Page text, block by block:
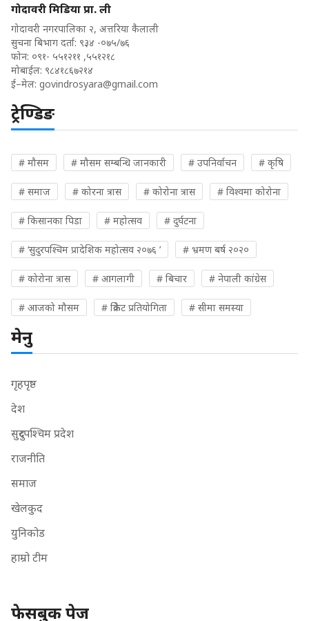
गोदावरी मिडिया प्रा. ली
गोदावरी नगरपालिका २, अत्तरिया कैलाली
सुचना बिभाग दर्ता: ९३४ -०७५/७६
फोन: ०९१- ५५१२११ ,५५१२१८
मोबाईल: ९८४१८६७२१४
ई–मेल: govindrosyara@gmail.com
ट्रेण्डिङ
# मौसम # मौसम सम्बन्धि जानकारी # उपनिर्वाचन # कृषि
# समाज # कोरना त्रास # कोरोना त्रास # विश्वमा कोरोना
# किसानका पिडा # महोत्सव # दुर्घटना
# ‘सुदुरपश्चिम प्रादेशिक महोत्सव २०७६ ’ # भ्रमण बर्ष २०२०
# कोरोना त्रास # आगलागी # बिचार # नेपाली कांग्रेस
# आजको मौसम # क्रिकेट प्रतियोगिता # सीमा समस्या
मेनु
गृहपृष्ठ
देश
सुदुरपश्चिम प्रदेश
राजनीति
समाज
खेलकुद
युनिकोड
हाम्रो टीम
फेसबुक पेज